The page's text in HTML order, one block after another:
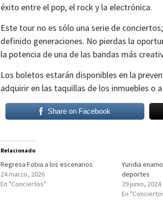
éxito entre el pop, el rock y la electrónica.
Este tour no es sólo una serie de
definido generaciones. No pierdas la
la potencia de una de las bandas más
Los boletos estarán disponibles en la
adquirir en las taquillas de los inmuebles o
Share on Facebook
Relacionado
Regresa Fobia a los escenarios
24 marzo, 2026
En "Conciertos"
Yuridia
deportes
29 junio, 2024
En